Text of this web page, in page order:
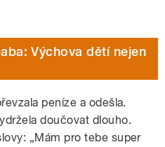
Výchova dětí nejen
peníze a odešla.
doučovat dlouho.
„Mám pro tebe super